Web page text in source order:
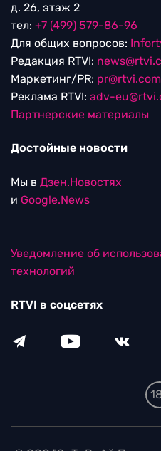
д. 26, этаж 2
тел: +7 (499) 579-86-96
Для общих вопросов:
Редакция RTVI:
Маркетинг/PR: pr@rtvi.com
Реклама RTVI: adv-
Партнерские материалы
Достойные новости
Мы в Дзен.Новостях
и Google.News
Уведомление об
технологий
RTVI в соцсетях